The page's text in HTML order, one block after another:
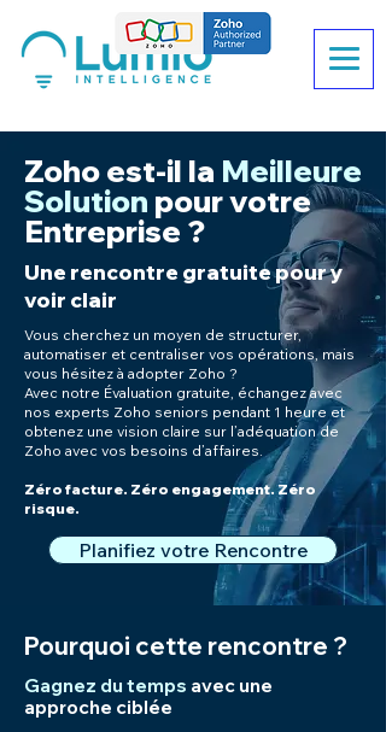
Zohoest-il la Meilleure
Solution pour votre
Entreprise ?
Une rencontre gratuite pour y
voir clair
Vous cherchez un moyen de structurer,
automatiser et centraliser vos opérations, mais
vous hésitez à adopter Zoho ?
Avec notre Évaluation gratuite, échangez avec
nos experts Zoho seniors pendant 1 heure et
obtenez une vision claire sur l’adéquation de
Zoho avec vos besoins d’affaires.
Zéro facture. Zéro engagement. Zéro
risque.
Planifiez votre Rencontre
Pourquoi cette rencontre ?
Gagnez du temps avec une
approche ciblée